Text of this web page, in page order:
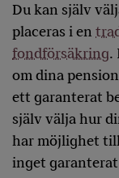
Du kan själv
placeras i en
fondförsäkring.
om dina
ett garanterat
själv välja hur
har möjlighet
inget